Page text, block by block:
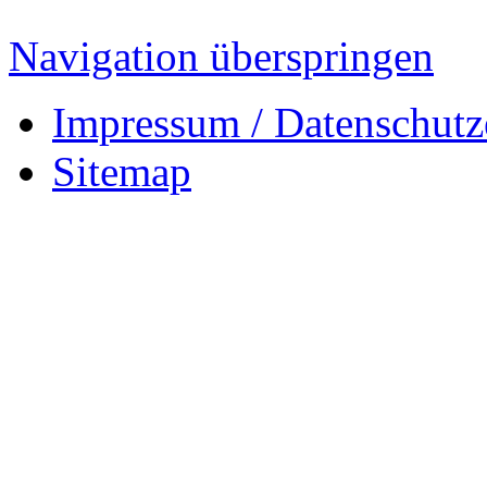
Navigation überspringen
Impressum /
Sitemap